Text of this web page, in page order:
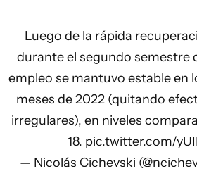
Luego de la rápida
durante el segundo semestre
empleo se mantuvo estable en
meses de 2022 (quitando
irregulares), en niveles
18. pic.twitter.com/
— Nicolás Cichevski